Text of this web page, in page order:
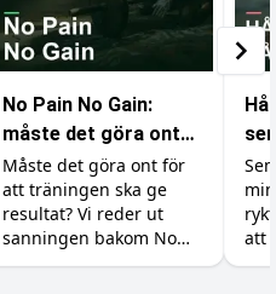
No Pain No Gain:
måste det göra ont
för att bygga
muskler?
Måste det göra ont för
att träningen ska ge
resultat? Vi reder ut
sanningen bakom No
Pain No Gain, vad
på
att
du